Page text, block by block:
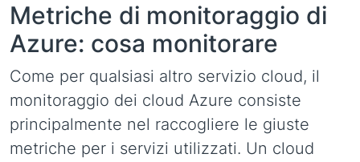
Metriche di monitoraggio di
Azure: cosa monitorare
Come per qualsiasi altro servizio cloud, il
monitoraggio dei cloud Azure consiste
principalmente nel raccogliere le giuste
metriche per i servizi utilizzati. Un cloud